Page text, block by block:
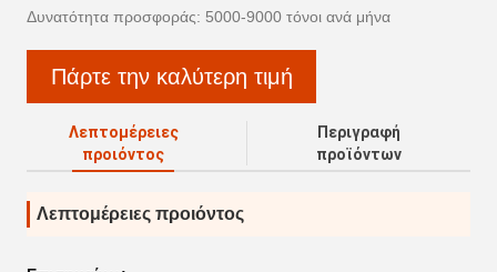
Δυνατότητα προσφοράς: 5000-9000 τόνοι ανά μήνα
Πάρτε την καλύτερη τιμή
Λεπτομέρειες
προιόντος
Περιγραφή
προϊόντων
Λεπτομέρειες προιόντος